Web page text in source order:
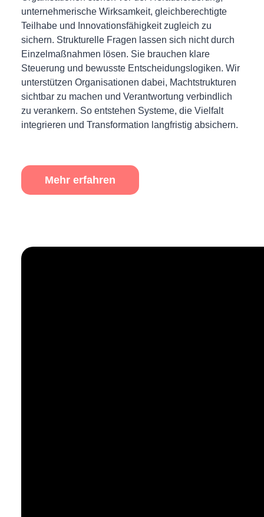
unternehmerische Wirksamkeit, gleichberechtigte
Teilhabe und Innovationsfähigkeit zugleich zu
sichern. Strukturelle Fragen lassen sich nicht durch
Einzelmaßnahmen lösen. Sie brauchen klare
Steuerung und bewusste Entscheidungslogiken. Wir
unterstützen Organisationen dabei, Machtstrukturen
sichtbar zu machen und Verantwortung verbindlich
zu verankern. So entstehen Systeme, die Vielfalt
integrieren und Transformation langfristig absichern.
Mehr erfahren